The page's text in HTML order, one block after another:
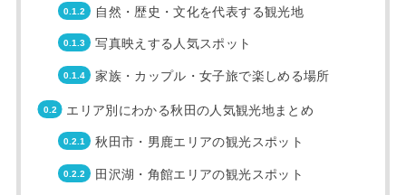
自然・歴史・文化を代表する観光地
写真映えする人気スポット
家族・カップル・女子旅で楽しめる場所
エリア別にわかる秋田の人気観光地まとめ
秋田市・男鹿エリアの観光スポット
田沢湖・角館エリアの観光スポット